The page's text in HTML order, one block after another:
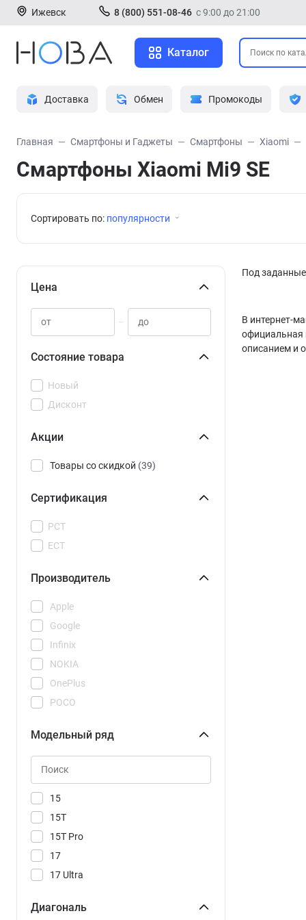
Ижевск 8 (800) 551-08-46 с 9:00 до 21:00
Каталог
Доставка Обмен Промокоды
Главная Смартфоны и Гаджеты Смартфоны Xiaomi
Смартфоны Xiaomi Mi9 SE
Сортировать по: популярности
Цена
–
Состояние товара
Новый
Дисконт
Акции
Товары со скидкой (39)
Сертификация
РСТ
ЕСТ
Производитель
Apple
Google
Infinix
NOKIA
OnePlus
POCO
Realme
Samsung
Vivo
Xiaomi
Модельный ряд
15
15T
15T Pro
17
17 Ultra
17T Pro
Диагональ
Под
В интернет-
официальная
описанием и